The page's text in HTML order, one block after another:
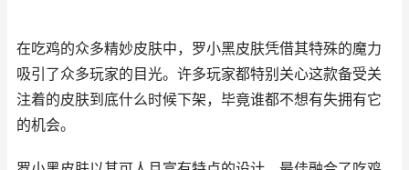
在吃鸡的众多精妙皮肤中，罗小黑皮肤凭借其特殊的魔力
吸引了众多玩家的目光。许多玩家都特别关心这款备受关
注着的皮肤到底什么时候下架，毕竟谁都不想有失拥有它
的机会。